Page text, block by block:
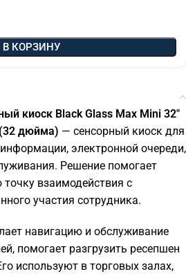
В КОРЗИНУ
киоск Black Glass Max Mini 32"
дюйма) — сенсорный киоск для
электронной очереди,
Решение помогает
взаимодействия с
участия сотрудника.
навигацию и обслуживание
помогает разгрузить ресепшен
используют в торговых залах,